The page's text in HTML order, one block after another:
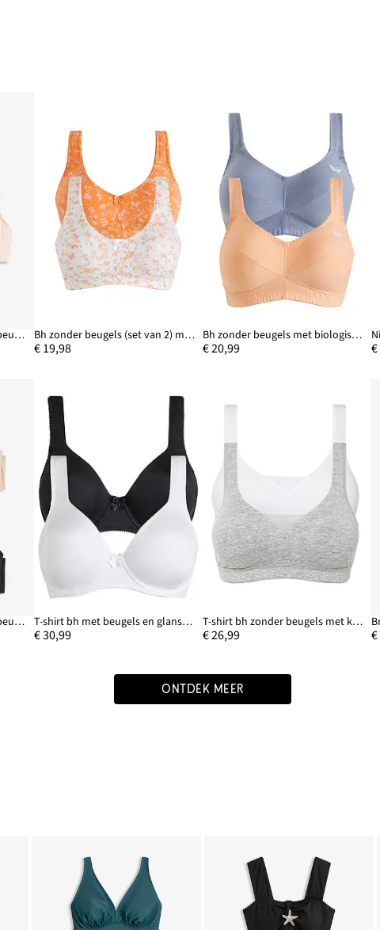
Niet-gevulde T-shirt bh met beugels en biologisch katoen (set van 2) Bh zonder beugels (set van 2) met biologisch katoen
€ 19,98
Bh zonder beugels met biologisch katoen (set van 2)
€ 20,99
Niet-gevulde T-shirt bh met beugels en biologisch katoen (set van 2) T-shirt bh met beugels en glanseffect (set van 2)
€ 30,99
T-shirt bh zonder beugels met katoen (set van 2)
€ 26,99
ONTDEK MEER